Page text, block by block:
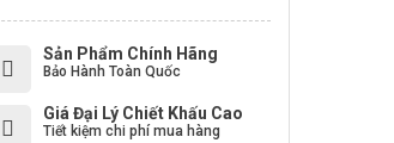
Sản Phẩm Chính Hãng
Bảo Hành Toàn Quốc
Giá Đại Lý Chiết Khấu Cao
Tiết kiệm chi phí mua hàng